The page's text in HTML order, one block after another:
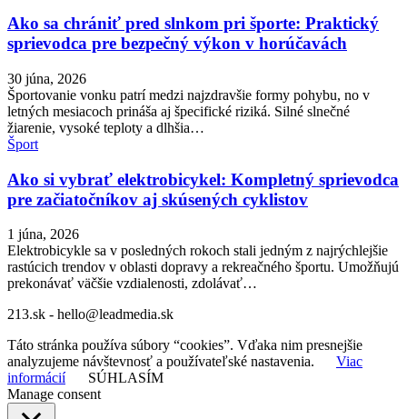
Ako sa chrániť pred slnkom pri športe: Praktický
sprievodca pre bezpečný výkon v horúčavách
30 júna, 2026
Športovanie vonku patrí medzi najzdravšie formy pohybu, no v
letných mesiacoch prináša aj špecifické riziká. Silné slnečné
žiarenie, vysoké teploty a dlhšia…
Šport
Ako si vybrať elektrobicykel: Kompletný sprievodca
pre začiatočníkov aj skúsených cyklistov
1 júna, 2026
Elektrobicykle sa v posledných rokoch stali jedným z najrýchlejšie
rastúcich trendov v oblasti dopravy a rekreačného športu. Umožňujú
prekonávať väčšie vzdialenosti, zdolávať…
213.sk - hello@leadmedia.sk
Táto stránka používa súbory “cookies”. Vďaka nim presnejšie
analyzujeme návštevnosť a používateľské nastavenia.
Viac
informácií
SÚHLASÍM
Manage consent